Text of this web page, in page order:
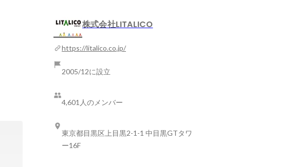
株式会社LITALICO
https://litalico.co.jp/
2005/12に設立
4,601人のメンバー
東京都目黒区上目黒2-1-1 中目黒GTタワ
ー16F